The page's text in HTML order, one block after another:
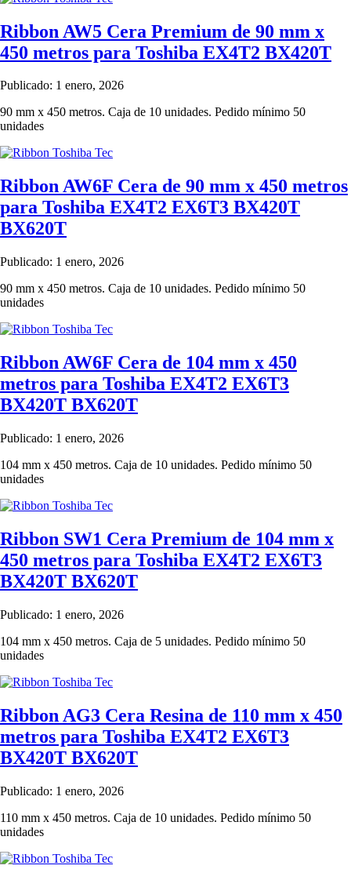
Ribbon AW5 Cera Premium de 90 mm x
450 metros para Toshiba EX4T2 BX420T
Publicado: 1 enero, 2026
90 mm x 450 metros. Caja de 10 unidades. Pedido mínimo 50
unidades
Ribbon AW6F Cera de 90 mm x 450 metros
para Toshiba EX4T2 EX6T3 BX420T
BX620T
Publicado: 1 enero, 2026
90 mm x 450 metros. Caja de 10 unidades. Pedido mínimo 50
unidades
Ribbon AW6F Cera de 104 mm x 450
metros para Toshiba EX4T2 EX6T3
BX420T BX620T
Publicado: 1 enero, 2026
104 mm x 450 metros. Caja de 10 unidades. Pedido mínimo 50
unidades
Ribbon SW1 Cera Premium de 104 mm x
450 metros para Toshiba EX4T2 EX6T3
BX420T BX620T
Publicado: 1 enero, 2026
104 mm x 450 metros. Caja de 5 unidades. Pedido mínimo 50
unidades
Ribbon AG3 Cera Resina de 110 mm x 450
metros para Toshiba EX4T2 EX6T3
BX420T BX620T
Publicado: 1 enero, 2026
110 mm x 450 metros. Caja de 10 unidades. Pedido mínimo 50
unidades